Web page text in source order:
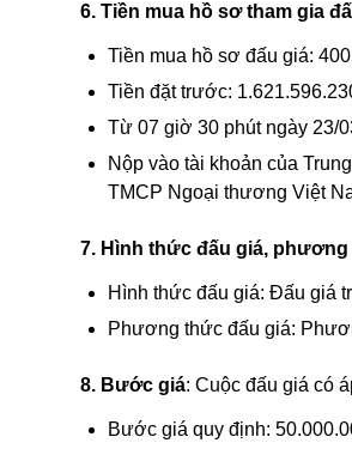
6. Tiền mua hồ sơ tham gia
Tiền mua hồ sơ đấu giá:
Tiền đặt trước:
Từ 07 giờ 30 phút ngày 23/
Nộp vào tài khoản của
TMCP Ngoại thương Việt
7. Hình thức đấu giá,
Hình thức đấu giá: Đấu giá
Phương thức đấu giá:
8. Bước giá: Cuộc đấu giá có
Bước giá quy định: